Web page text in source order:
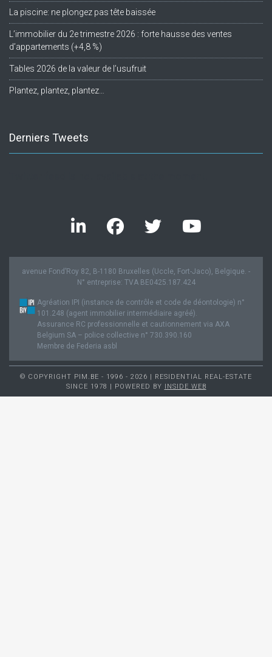
La piscine: ne plongez pas tête baissée
L’immobilier du 2e trimestre 2026 : forte hausse des ventes
d’appartements (+4,8 %)
Tables 2026 de la valeur de l’usufruit
Plantez, plantez, plantez…
Derniers Tweets
avenue Fond’Roy 82, B-1180 Bruxelles (Uccle, Fort-Jaco), Belgique. -
N° entreprise: TVA BE0425.187.424
Agréation IPI (instance de contrôle et code de déontologie) n°
101.248 (agent immobilier intermédiaire agréé).
Assurance RC professionnelle et cautionnement via AXA
Belgium SA – police collective n° 730.390.160
Membre de Federia asbl
© COPYRIGHT PIM.BE - 1996 - 2026 | RESIDENTIAL REAL-ESTATE
SINCE 1978 | POWERED BY INSIDE WEB